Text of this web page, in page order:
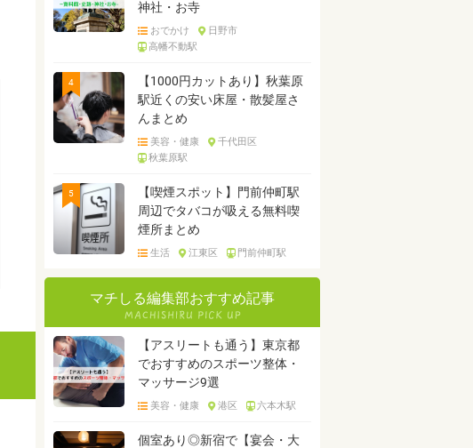
神社・お寺
おでかけ
日野市
高幡不動駅
4
【1000円カットあり】秋葉原
駅近くの安い床屋・散髪屋さ
んまとめ
美容・健康
千代田区
秋葉原駅
5
【喫煙スポット】門前仲町駅
周辺でタバコが吸える無料喫
煙所まとめ
生活 江東区 門前仲町駅
マチしる編集部おすすめ記事
【アスリートも通う】東京都
でおすすめのスポーツ整体・
マッサージ9選
美容・健康 港区 六本木駅
個室あり◎新宿で【宴会・大